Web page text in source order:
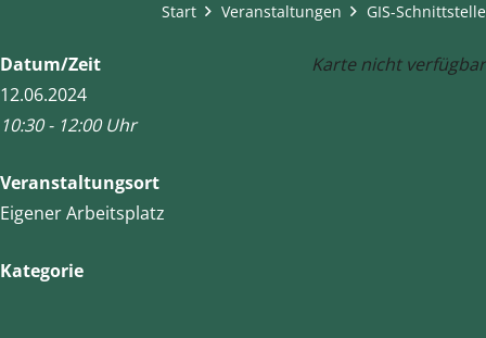
Start Veranstaltungen GIS-Schnittstelle
Karte nicht verfügbar
Datum/Zeit
12.06.2024
10:30 - 12:00 Uhr
Veranstaltungsort
Eigener Arbeitsplatz
Kategorie